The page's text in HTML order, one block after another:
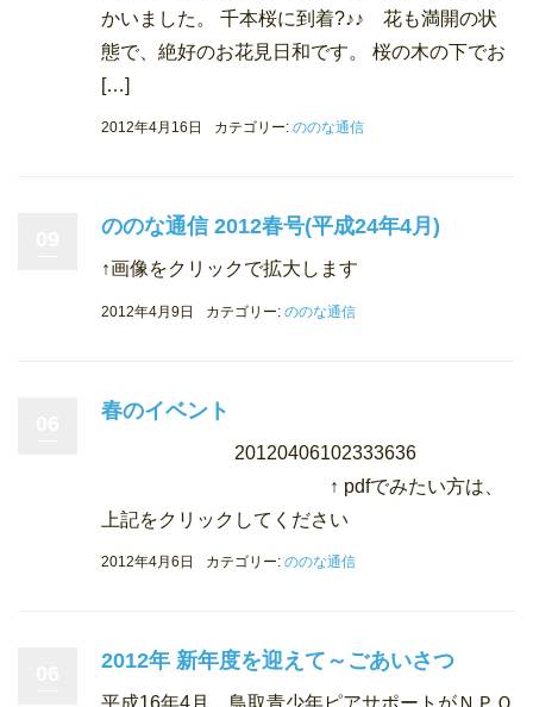
かいました。 千本桜に到着?♪♪ 花も満開の状
態で、絶好のお花見日和です。 桜の木の下でお
[…]
2012年4月16日 カテゴリー: ののな通信
ののな通信 2012春号(平成24年4月)
↑画像をクリックで拡大します
2012年4月9日 カテゴリー: ののな通信
春のイベント
20120406102333636
↑ pdfでみたい方は、
上記をクリックしてください
2012年4月6日 カテゴリー: ののな通信
2012年 新年度を迎えて～ごあいさつ
平成16年4月、鳥取青少年ピアサポートがＮＰＯ